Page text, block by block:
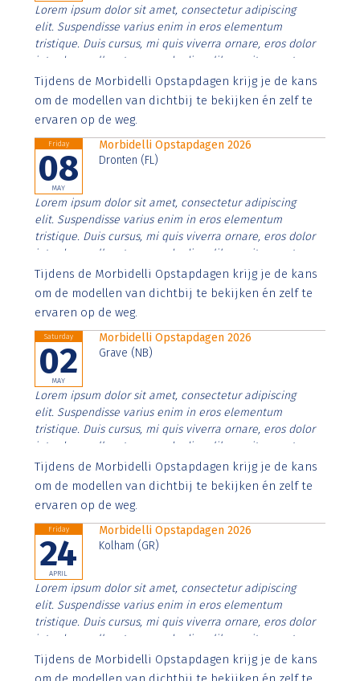
Lorem ipsum dolor sit amet, consectetur adipiscing
elit. Suspendisse varius enim in eros elementum
tristique. Duis cursus, mi quis viverra ornare, eros dolor
interdum nulla, ut commodo diam libero vitae erat.
Aenean faucibus nibh et justo cursus id rutrum lorem
imperdiet. Nunc ut sem vitae risus tristique posuere.
Tijdens de Morbidelli Opstapdagen krijg je de kans
om de modellen van dichtbij te bekijken én zelf te
ervaren op de weg.
Friday
08
MAY
Morbidelli Opstapdagen 2026
Dronten (FL)
Lorem ipsum dolor sit amet, consectetur adipiscing
elit. Suspendisse varius enim in eros elementum
tristique. Duis cursus, mi quis viverra ornare, eros dolor
interdum nulla, ut commodo diam libero vitae erat.
Aenean faucibus nibh et justo cursus id rutrum lorem
imperdiet. Nunc ut sem vitae risus tristique posuere.
Tijdens de Morbidelli Opstapdagen krijg je de kans
om de modellen van dichtbij te bekijken én zelf te
ervaren op de weg.
Saturday
02
MAY
Morbidelli Opstapdagen 2026
Grave (NB)
Lorem ipsum dolor sit amet, consectetur adipiscing
elit. Suspendisse varius enim in eros elementum
tristique. Duis cursus, mi quis viverra ornare, eros dolor
interdum nulla, ut commodo diam libero vitae erat.
Aenean faucibus nibh et justo cursus id rutrum lorem
imperdiet. Nunc ut sem vitae risus tristique posuere.
Tijdens de Morbidelli Opstapdagen krijg je de kans
om de modellen van dichtbij te bekijken én zelf te
ervaren op de weg.
Friday
24
APRIL
Morbidelli Opstapdagen 2026
Kolham (GR)
Lorem ipsum dolor sit amet, consectetur adipiscing
elit. Suspendisse varius enim in eros elementum
tristique. Duis cursus, mi quis viverra ornare, eros dolor
interdum nulla, ut commodo diam libero vitae erat.
Aenean faucibus nibh et justo cursus id rutrum lorem
imperdiet. Nunc ut sem vitae risus tristique posuere.
Tijdens de Morbidelli Opstapdagen krijg je de kans